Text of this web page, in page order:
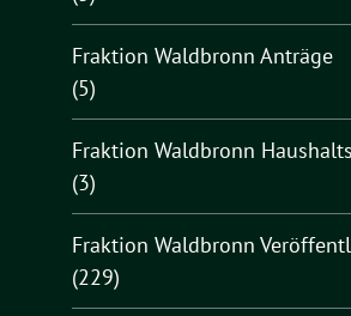
Fraktion Waldbronn Anträge
(5)
Fraktion Waldbronn
(3)
Fraktion Waldbronn
(229)